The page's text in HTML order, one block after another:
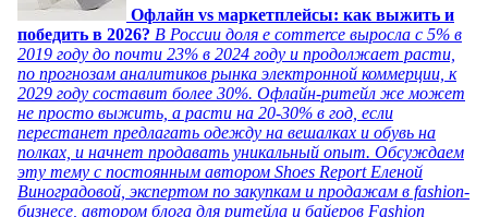
Офлайн vs маркетплейсы: как выжить и
победить в 2026? В России доля e commerce выросла с 5% в
2019 году до почти 23% в 2024 году и продолжает расти,
по прогнозам аналитиков рынка электронной коммерции, к
2029 году составит более 30%. Офлайн-ритейл же может
не просто выжить, а расти на 20-30% в год, если
перестанет предлагать одежду на вешалках и обувь на
полках, и начнет продавать уникальный опыт. Обсуждаем
эту тему с постоянным автором Shoes Report Еленой
Виноградовой, экспертом по закупкам и продажам в fashion-
бизнесе, автором блога для ритейла и байеров Fashion